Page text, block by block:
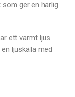
som ger en härlig
ett varmt ljus.
ljuskälla med